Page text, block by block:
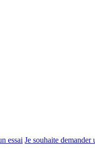
essai Je souhaite demander